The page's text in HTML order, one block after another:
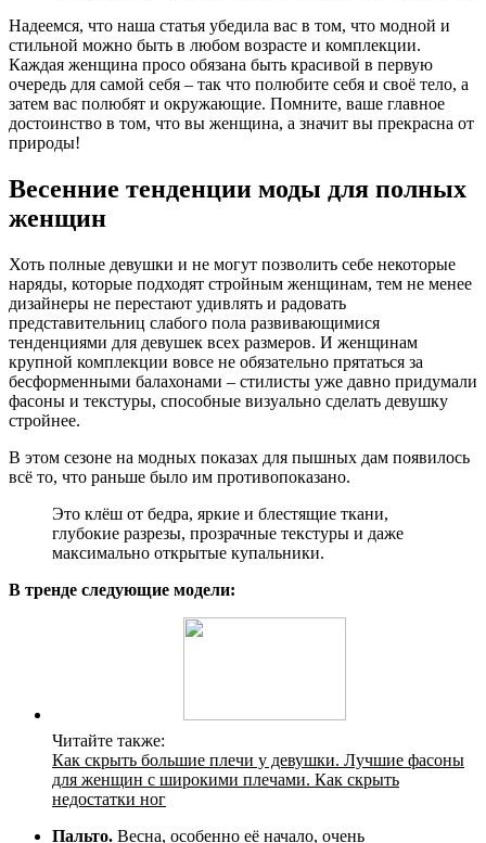
Надеемся, что наша статья убедила вас в том, что модной и
стильной можно быть в любом возрасте и комплекции.
Каждая женщина просо обязана быть красивой в первую
очередь для самой себя – так что полюбите себя и своё тело, а
затем вас полюбят и окружающие. Помните, ваше главное
достоинство в том, что вы женщина, а значит вы прекрасна от
природы!
Весенние тенденции моды для полных
женщин
Хоть полные девушки и не могут позволить себе некоторые
наряды, которые подходят стройным женщинам, тем не менее
дизайнеры не перестают удивлять и радовать
представительниц слабого пола развивающимися
тенденциями для девушек всех размеров. И женщинам
крупной комплекции вовсе не обязательно прятаться за
бесформенными балахонами – стилисты уже давно придумали
фасоны и текстуры, способные визуально сделать девушку
стройнее.
В этом сезоне на модных показах для пышных дам появилось
всё то, что раньше было им противопоказано.
Это клёш от бедра, яркие и блестящие ткани,
глубокие разрезы, прозрачные текстуры и даже
максимально открытые купальники.
В тренде следующие модели:
Читайте также:
Как скрыть большие плечи у девушки. Лучшие фасоны
для женщин с широкими плечами. Как скрыть
недостатки ног
Пальто. Весна, особенно её начало, очень